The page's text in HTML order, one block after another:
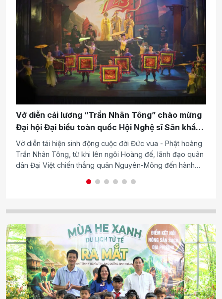
Vở diễn cải lương “Trần Nhân Tông” chào mừng
Đại hội Đại biểu toàn quốc Hội Nghệ sĩ Sân khấu
Việt Nam
Vở diễn tái hiện sinh động cuộc đời Đức vua - Phật hoàng
Trần Nhân Tông, từ khi lên ngôi Hoàng đế, lãnh đạo quân
dân Đại Việt chiến thắng quân Nguyên-Mông đến hành